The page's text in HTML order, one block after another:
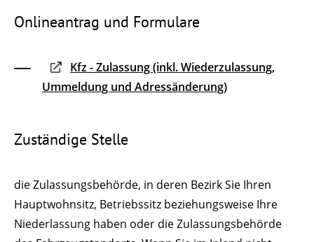
Onlineantrag und Formulare
Kfz - Zulassung (inkl. Wiederzulassung,
Ummeldung und Adressänderung)
Zuständige Stelle
die Zulassungsbehörde, in deren Bezirk Sie Ihren
Hauptwohnsitz, Betriebssitz beziehungsweise Ihre
Niederlassung haben oder die Zulassungsbehörde